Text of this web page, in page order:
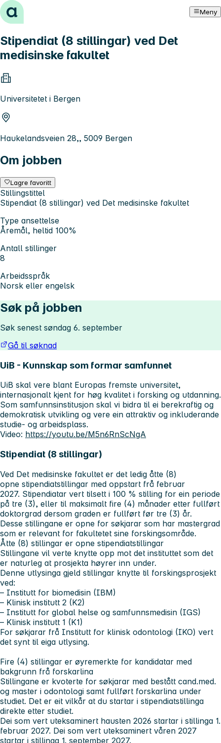
Hopp til innhold Meny
Stipendiat (8 stillingar) ved Det
medisinske fakultet
Universitetet i Bergen
Haukelandsveien 28,, 5009 Bergen
Om jobben
Lagre favoritt
Stillingstittel
Stipendiat (8 stillingar) ved Det medisinske fakultet
Type ansettelse
Åremål, heltid 100%
Antall stillinger
8
Arbeidsspråk
Norsk eller engelsk
Søk på jobben
Søk senest søndag 6. september
Gå til søknad
UiB - Kunnskap som formar samfunnet
UiB skal vere blant Europas fremste universitet,
internasjonalt kjent for høg kvalitet i forsking og utdanning.
Som samfunnsinstitusjon skal vi bidra til ei berekraftig og
demokratisk utvikling og vere ein attraktiv og inkluderande
studie- og arbeidsplass.
Video: https://youtu.be/M5n6RnScNgA
Stipendiat (8 stillingar)
Ved Det medisinske fakultet er det ledig åtte (8)
opne stipendiatstillingar med oppstart frå februar
2027. Stipendiatar vert tilsett i 100 % stilling for ein periode
på tre (3), eller til maksimalt fire (4) månader etter fullført
doktorgrad dersom graden er fullført før tre (3) år.
Desse stillingane er opne for søkjarar som har mastergrad
som er relevant for fakultetet sine forskingsområde.
Åtte (8) stillingar er opne stipendiatstillingar
Stillingane vil verte knytte opp mot det instituttet som det
er naturleg at prosjekta høyrer inn under.
Denne utlysinga gjeld stillingar knytte til forskingsprosjekt
ved:
– Institutt for biomedisin (IBM)
– Klinisk institutt 2 (K2)
– Institutt for global helse og samfunnsmedisin (IGS)
– Klinisk institutt 1 (K1)
For søkjarar frå Institutt for klinisk odontologi (IKO) vert
det synt til eiga utlysing.
Fire (4) stillingar er øyremerkte for kandidatar med
bakgrunn frå forskarlina
Stillingane er kvoterte for søkjarar med bestått cand.med.
og master i odontologi samt fullført forskarlina under
studiet. Det er eit vilkår at du startar i stipendiatstillinga
direkte etter studiet.
Dei som vert uteksaminert hausten 2026 startar i stillinga 1.
februar 2027. Dei som vert uteksaminert våren 2027
startar i stillinga 1. september 2027.